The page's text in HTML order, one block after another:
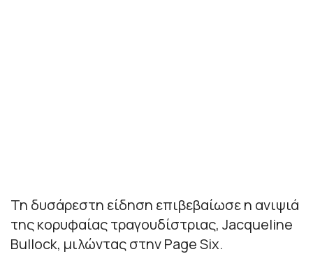
Τη δυσάρεστη είδηση επιβεβαίωσε η ανιψιά
της κορυφαίας τραγουδίστριας, Jacqueline
Bullock, μιλώντας στην Page Six.